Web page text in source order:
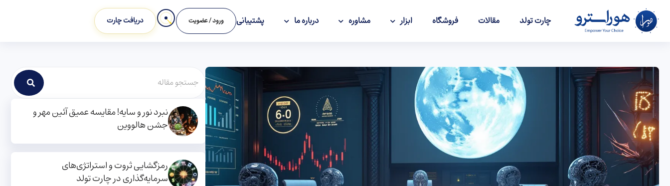
چارت تولد مقالات فروشگاه ابزار مشاوره درباره ما پشتیبانی ورود / عضویت دریافت چارت
نبرد نور و سایه! مقایسه عمیق آئین مهر و
جشن هالووین
رمزگشایی ثروت و استراتژی‌های
سرمایه‌گذاری در چارت تولد